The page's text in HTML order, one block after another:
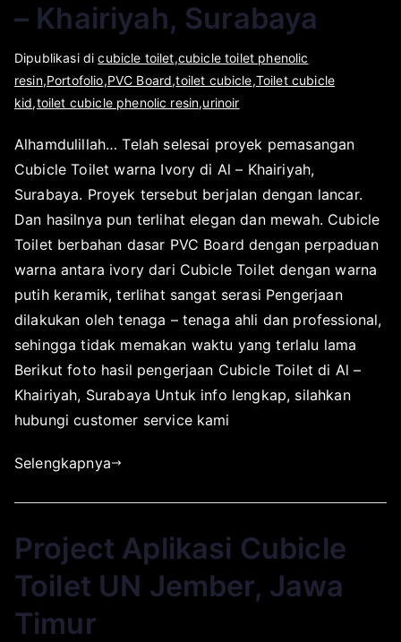
b
y
a
b
u
a
r
9
,
2
0
1
9
– Khairiyah, Surabaya
O
l
e
a
p
l
i
k
o
r
s
u
r
a
a
a
D
i
p
b
l
i
k
a
p
a
d
a
D
e
e
b
2
8
,
Dipublikasi dicubicle toilet,cubicle toilet phenolic
resin,Portofolio,PVC Board,toilet cubicle,Toilet cubicle
kid,toilet cubicle phenolic resin,urinoir
Alhamdulillah… Telah selesai proyek pemasangan
Cubicle Toilet warna Ivory di Al – Khairiyah,
Surabaya. Proyek tersebut berjalan dengan lancar.
Dan hasilnya pun terlihat elegan dan mewah. Cubicle
Toilet berbahan dasar PVC Board dengan perpaduan
warna antara ivory dari Cubicle Toilet dengan warna
putih keramik, terlihat sangat serasi Pengerjaan
dilakukan oleh tenaga – tenaga ahli dan professional,
sehingga tidak memakan waktu yang terlalu lama
Berikut foto hasil pengerjaan Cubicle Toilet di Al –
Khairiyah, Surabaya Untuk info lengkap, silahkan
hubungi customer service kami
Selengkapnya
Project Aplikasi Cubicle
Toilet UN Jember, Jawa
Timur